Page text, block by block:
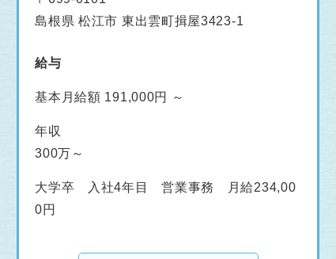
島根県 松江市 東出雲町揖屋3423-1
給与
基本月給額 191,000円 ～
年収
300万～
大学卒 入社4年目 営業事務 月給234,00
0円